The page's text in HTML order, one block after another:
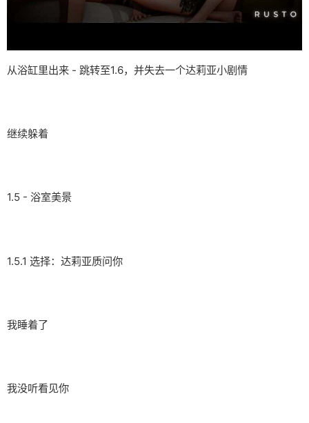
从浴缸里出来 - 跳转至1.6，并失去一个达莉亚小剧情
继续躲着
1.5 - 浴室美景
1.5.1 选择：达莉亚质问你
我睡着了
我没听看见你